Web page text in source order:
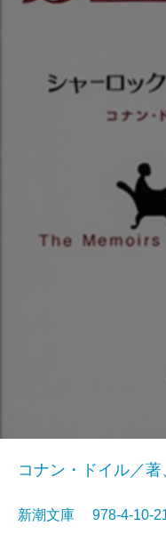
コナン・ドイル／
新潮文庫 978-4-10-